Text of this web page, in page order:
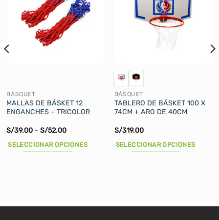
BÁSQUET
MALLAS DE BÁSKET 12
ENGANCHES – TRICOLOR
S/39.00 - S/52.00Rango
precios:
desde
SELECCIONAR OPCIONES
BÁSQUET
TABLERO DE BÁSKET 100 X
74CM + ARO DE 40CM
S/319.00
SELECCIONAR OPCIONES